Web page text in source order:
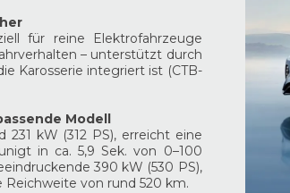
für reine Elektrofahrzeuge
– unterstützt durch
Karosserie integriert ist (CTB-
Modell
231 kW (312 PS), erreicht eine
in ca. 5,9 Sek. von 0–100
390 kW (530 PS),
von rund 520 km.